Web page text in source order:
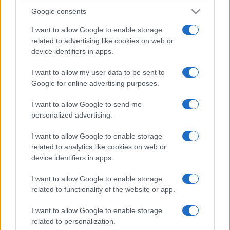
Google consents
I want to allow Google to enable storage
related to advertising like cookies on web or
device identifiers in apps.
I want to allow my user data to be sent to
Google for online advertising purposes.
I want to allow Google to send me
personalized advertising.
I want to allow Google to enable storage
related to analytics like cookies on web or
device identifiers in apps.
I want to allow Google to enable storage
related to functionality of the website or app.
I want to allow Google to enable storage
related to personalization.
Τυπική ελληνική κατοικία της Κεντρικής Ασίας (πηγή:
Άτλας της Ελληνικής Διασποράς,
2001)
Το 1949 νέοι εξόριστοι καταφθάνουν στην
Κεντρική Ασία, αυτή τη φορά οι Πόντιοι του
Καυκάσου, πάνω από 100.000 άτομα. Και εδώ
διαβατήρια. Η λαϊκή μούσα διηγείται:
Ανάθεμά σε Ρούσια, τον νόμον ντο εξέγκες.
’Σ σό Κρίμ και σ’ όλον το Καυκάς Ρωμαίον ξάι
’κ εφέκες
Οι συνθήκες ζωής των νεοαφιχθέντων ήταν
άθλιες. Οι άνθρωποι πέθαιναν από το κρύο και
από λοιμικές νόσους.Η θνησιμότητα ανερχόταν
στο 20%. Αποστολή τους ήταν η ανέγερση